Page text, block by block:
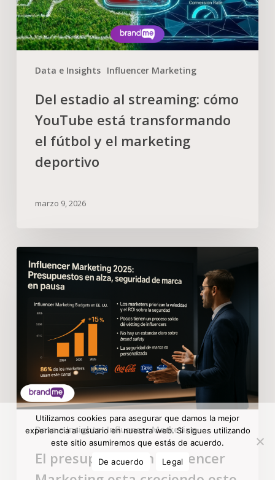
Data e Insights Influencer Marketing
Del estadio al streaming: cómo
YouTube está transformando
el fútbol y el marketing
deportivo
marzo 9, 2026
Data e Insights Influencer Marketing
El presupuesto en Influencer
Utilizamos cookies para asegurar que damos la mejor
experiencia al usuario en nuestra web. Si sigues utilizando
este sitio asumiremos que estás de acuerdo.
De acuerdo
Legal